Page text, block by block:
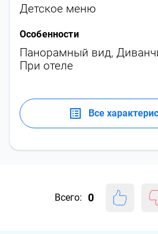
Детское меню
Особенности
Панорамный вид,
При отеле
Все
Всего: 0